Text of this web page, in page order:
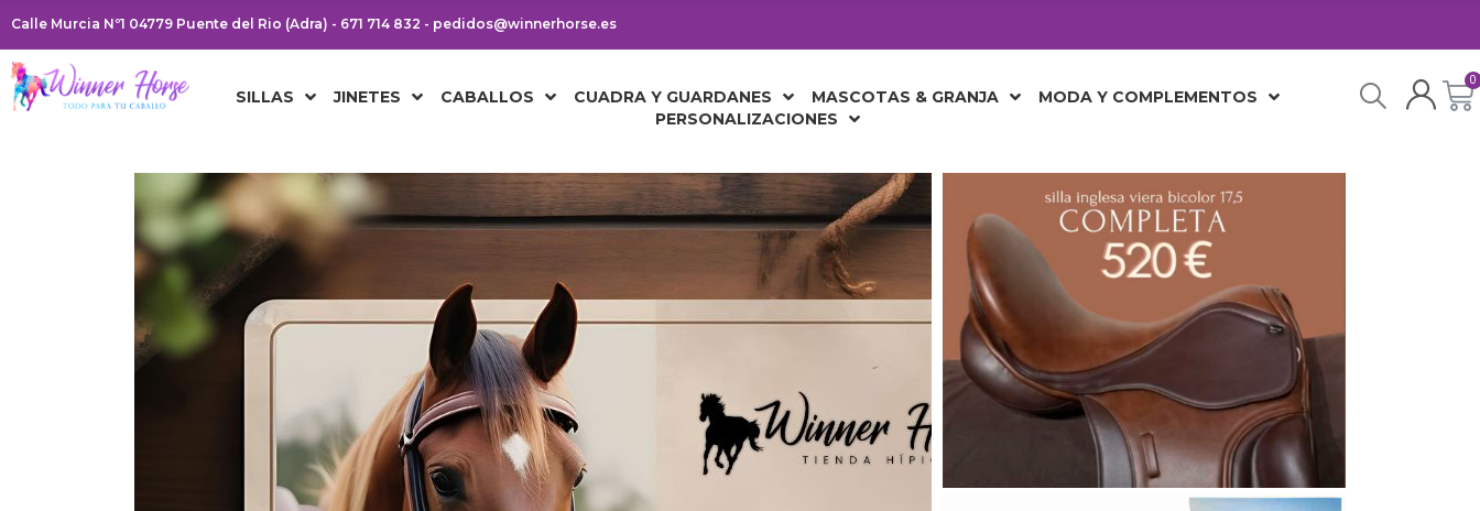
Calle Murcia Nº1 04779 Puente del Rio (Adra) - 671 714 832 - pedidos@winnerhorse.es
SILLAS JINETES CABALLOS CUADRA Y GUARDANES MASCOTAS & GRANJA
MODA Y COMPLEMENTOS
PERSONALIZACIONES